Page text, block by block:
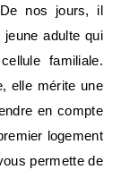
nos jours, il
jeune adulte qui
familiale.
elle mérite une
en compte
logement
permette de